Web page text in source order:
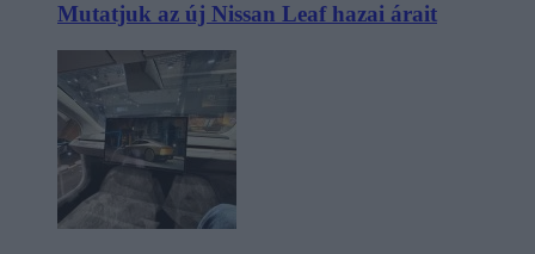
Mutatjuk az új Nissan Leaf hazai árait